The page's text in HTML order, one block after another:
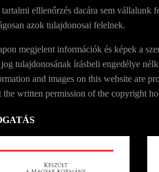
elllenőrzés dacára sem vállalunk
azok tulajdonosai felelnek.
megjelent információk és képek a
tulajdonosának írásbeli engedélye
and images on this website are
the written permission of the copyright